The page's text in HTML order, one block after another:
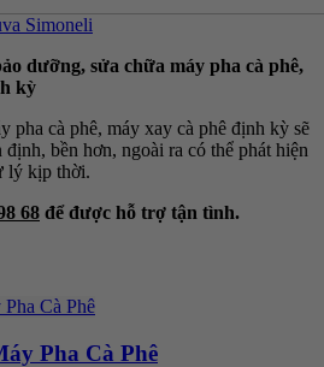
Simoneli
dưỡng, sửa chữa máy pha cà phê,
kỳ
pha cà phê, máy xay cà phê định kỳ sẽ
bền hơn, ngoài ra có thể phát hiện
lý kịp thời.
68 để được hỗ trợ tận tình.
Pha Cà Phê